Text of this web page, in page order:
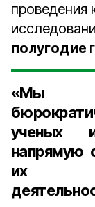
проведения
полугодие
«Мы
ученых
напрямую
их